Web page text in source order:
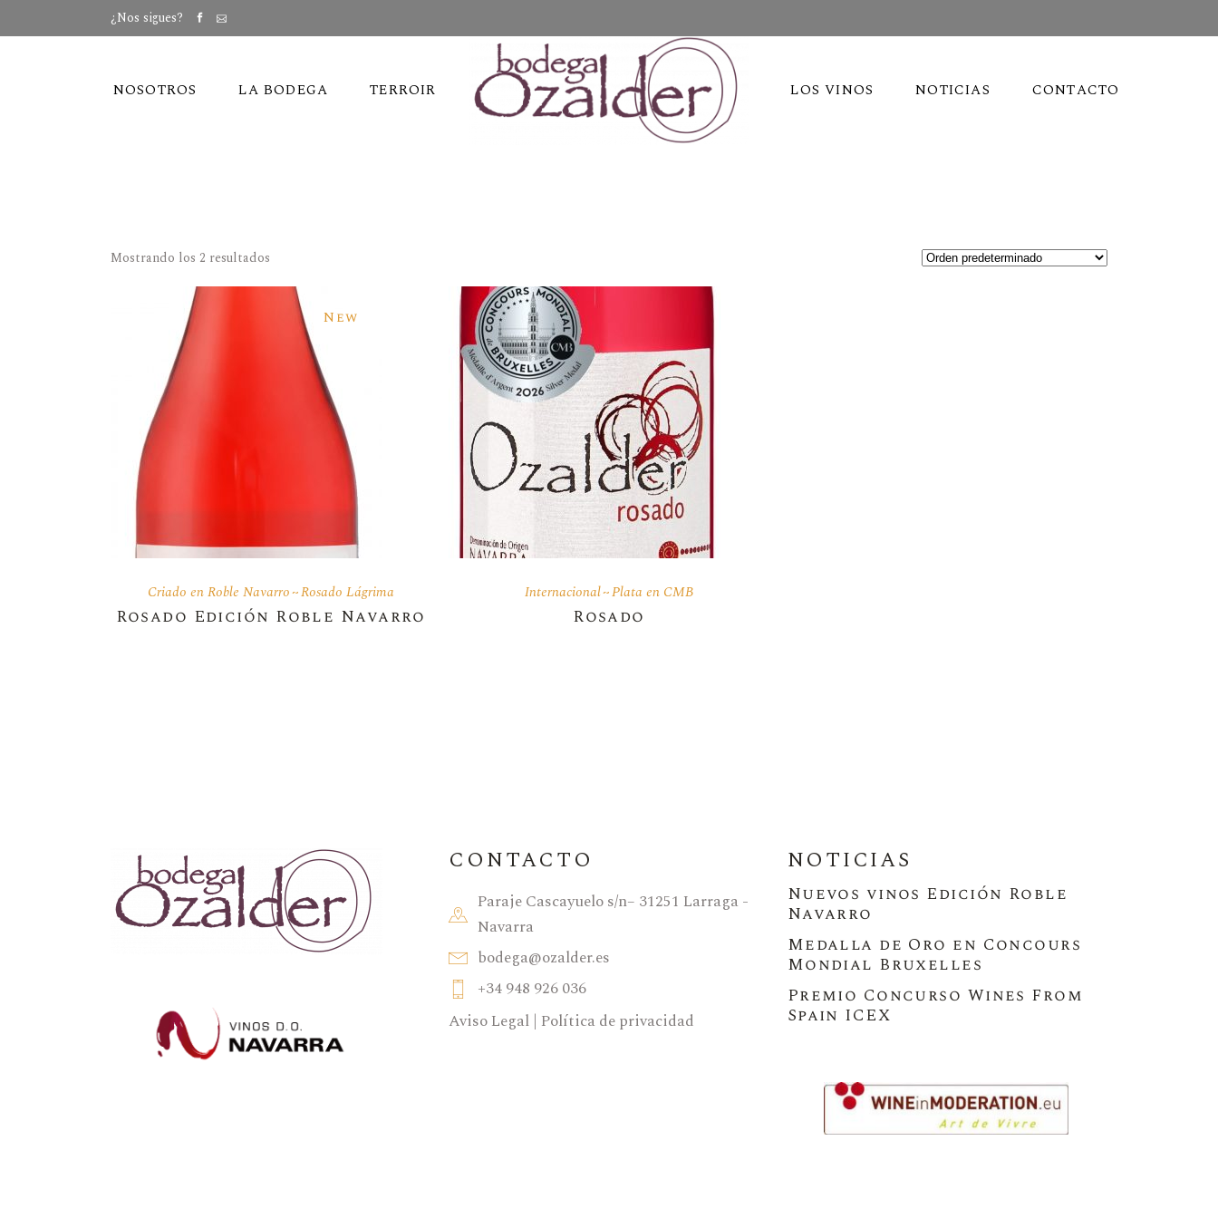
¿Nos sigues?
NOSOTROS LA BODEGA TERROIR LOS VINOS NOTICIAS CONTACTO
Mostrando los 2 resultados
New
Criado en Roble Navarro Rosado Lágrima
Rosado Edición Roble Navarro
Internacional Plata en CMB
Rosado
CONTACTO
Paraje Cascayuelo s/n– 31251 Larraga -
Navarra
bodega@ozalder.es
+34 948 926 036
Aviso Legal | Política de privacidad
NOTICIAS
Nuevos vinos Edición Roble
Navarro
Medalla de Oro en Concours
Mondial Bruxelles
Premio Concurso Wines From
Spain ICEX